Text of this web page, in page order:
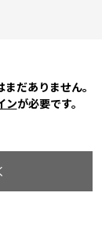
だありません。
ンが必要です。